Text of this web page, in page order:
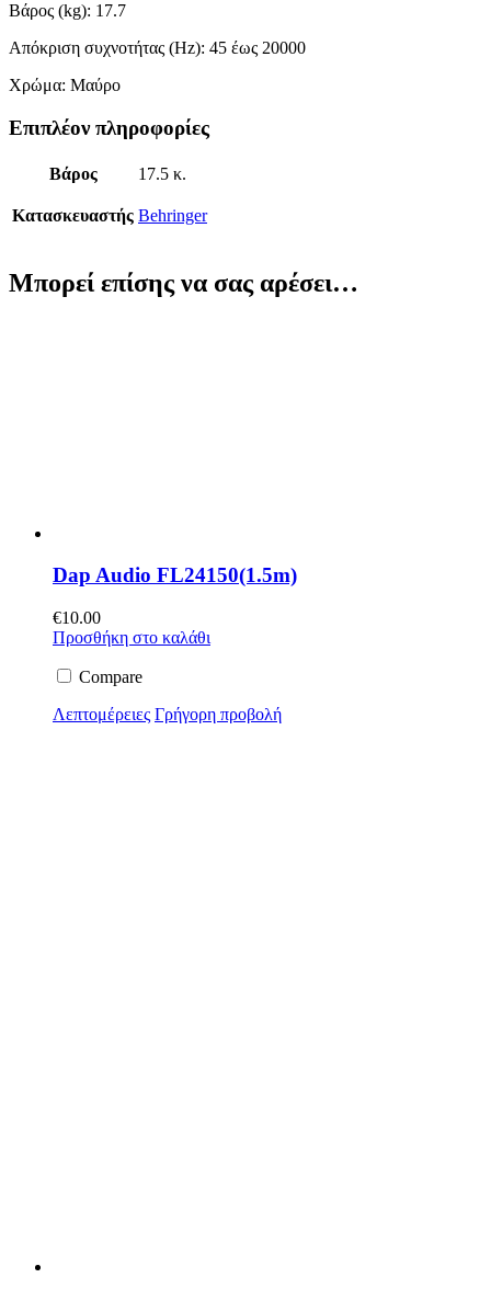
Βάρος (kg): 17.7
Απόκριση συχνοτήτας (Hz): 45 έως 20000
Χρώμα: Μαύρο
Επιπλέον πληροφορίες
Βάρος 17.5 κ.
Κατασκευαστής Behringer
Μπορεί επίσης να σας αρέσει…
Dap Audio FL24150(1.5m)
€10.00
Προσθήκη στο καλάθι
Compare
Λεπτομέρειες Γρήγορη προβολή